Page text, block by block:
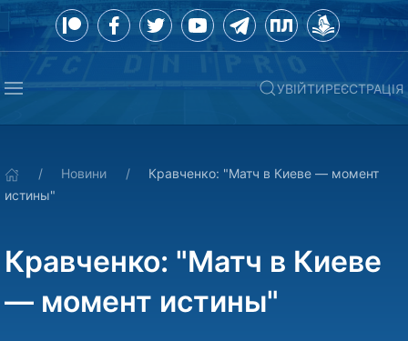
УВІЙТИРЕЄСТРАЦІЯ
Новини
Кравченко: "Матч в Киеве — момент
истины"
Кравченко: "Матч в Киеве
— момент истины"